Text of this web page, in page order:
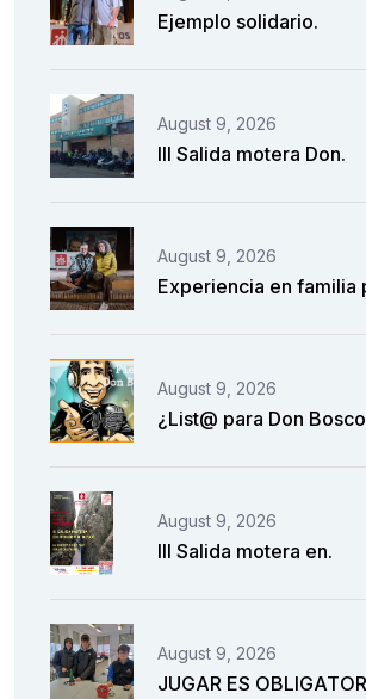
Ejemplo solidario.
August 9, 2026
III Salida motera Don.
August 9, 2026
Experiencia en familia
August 9, 2026
¿List@ para Don
August 9, 2026
III Salida motera en.
August 9, 2026
JUGAR ES